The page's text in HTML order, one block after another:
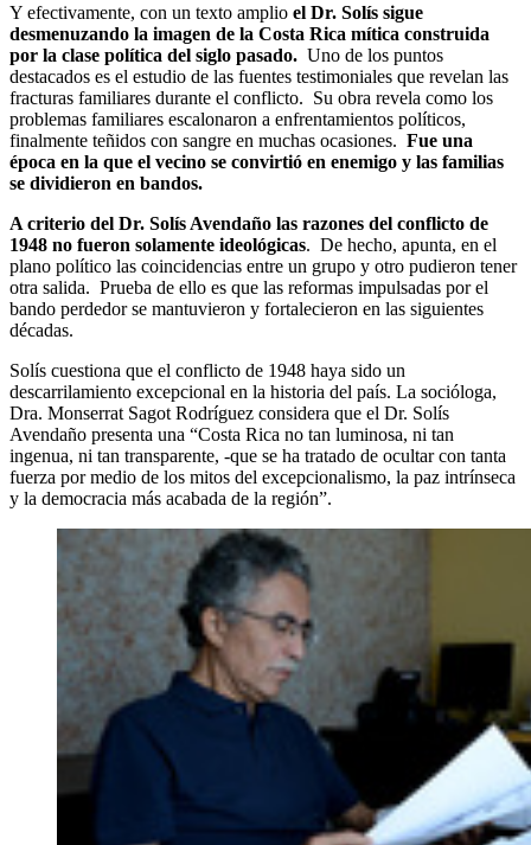
Y efectivamente, con un texto amplio el Dr. Solís sigue
desmenuzando la imagen de la Costa Rica mítica construida
por la clase política del siglo pasado. Uno de los puntos
destacados es el estudio de las fuentes testimoniales que revelan las
fracturas familiares durante el conflicto. Su obra revela como los
problemas familiares escalonaron a enfrentamientos políticos,
finalmente teñidos con sangre en muchas ocasiones. Fue una
época en la que el vecino se convirtió en enemigo y las familias
se dividieron en bandos.
A criterio del Dr. Solís Avendaño las razones del conflicto de
1948 no fueron solamente ideológicas. De hecho, apunta, en el
plano político las coincidencias entre un grupo y otro pudieron tener
otra salida. Prueba de ello es que las reformas impulsadas por el
bando perdedor se mantuvieron y fortalecieron en las siguientes
décadas.
Solís cuestiona que el conflicto de 1948 haya sido un
descarrilamiento excepcional en la historia del país. La socióloga,
Dra. Monserrat Sagot Rodríguez considera que el Dr. Solís
Avendaño presenta una “Costa Rica no tan luminosa, ni tan
ingenua, ni tan transparente, -que se ha tratado de ocultar con tanta
fuerza por medio de los mitos del excepcionalismo, la paz intrínseca
y la democracia más acabada de la región”.